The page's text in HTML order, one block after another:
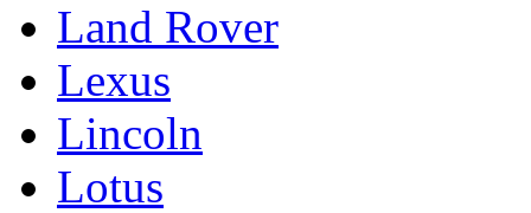
Land Rover
Lexus
Lincoln
Lotus